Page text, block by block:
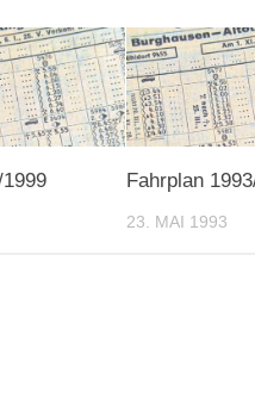
Fahrplan
23. MAI 1993